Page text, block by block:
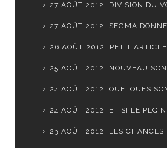
27 AOÛT 2012: DIVISION DU
27 AOÛT 2012: SEGMA
26 AOÛT 2012: PETIT
25 AOÛT 2012: NOUVEAU
24 AOÛT 2012: QUELQUES
24 AOÛT 2012: ET SI LE PLQ
23 AOÛT 2012: LES CHANCES